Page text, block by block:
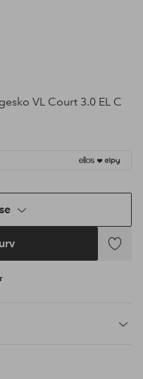
VL Court 3.0 EL C
Legg